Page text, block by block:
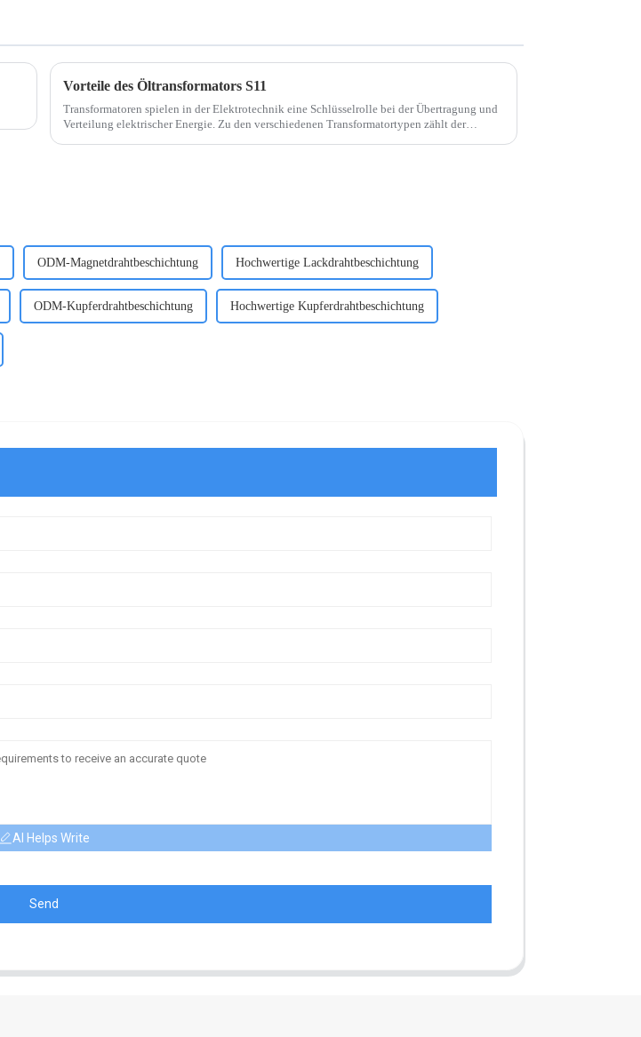
Vorteile des Öltransformators S11
Transformatoren spielen in der Elektrotechnik eine Schlüsselrolle bei der Übertragung und
Verteilung elektrischer Energie. Zu den verschiedenen Transformatortypen zählt der
ODM-Magnetdrahtbeschichtung Hochwertige Lackdrahtbeschichtung
ODM-Kupferdrahtbeschichtung Hochwertige Kupferdrahtbeschichtung
AI Helps Write
Send